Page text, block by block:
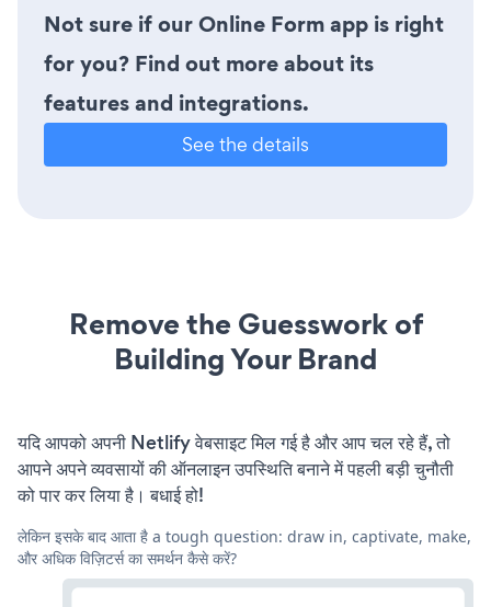
Not sure if our Online Form app is right
for you? Find out more about its
features and integrations.
See the details
Remove the Guesswork of
Building Your Brand
यदि आपको अपनी Netlify वेबसाइट मिल गई है और आप चल रहे हैं, तो
आपने अपने व्यवसायों की ऑनलाइन उपस्थिति बनाने में पहली बड़ी चुनौती
को पार कर लिया है। बधाई हो!
लेकिन इसके बाद आता है a tough question: draw in, captivate, make,
और अधिक विज़िटर्स का समर्थन कैसे करें?